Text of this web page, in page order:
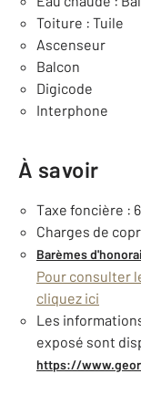
Toiture : Tuile
Ascenseur
Balcon
Digicode
Interphone
À savoir
Taxe foncière :
Charges de
Barèmes
Pour consulter
cliquez ici
Les
exposé sont
https://